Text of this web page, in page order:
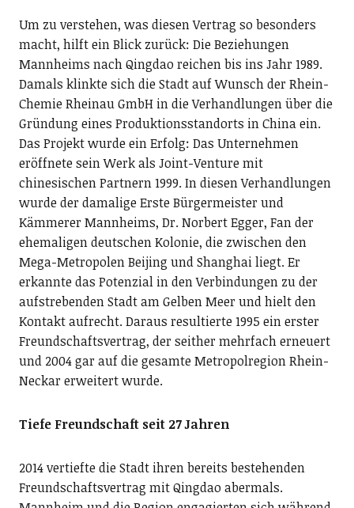
Um zu verstehen, was diesen Vertrag so besonders
macht, hilft ein Blick zurück: Die Beziehungen
Mannheims nach Qingdao reichen bis ins Jahr 1989.
Damals klinkte sich die Stadt auf Wunsch der Rhein-
Chemie Rheinau GmbH in die Verhandlungen über die
Gründung eines Produktionsstandorts in China ein.
Das Projekt wurde ein Erfolg: Das Unternehmen
eröffnete sein Werk als Joint-Venture mit
chinesischen Partnern 1999. In diesen Verhandlungen
wurde der damalige Erste Bürgermeister und
Kämmerer Mannheims, Dr. Norbert Egger, Fan der
ehemaligen deutschen Kolonie, die zwischen den
Mega-Metropolen Beijing und Shanghai liegt. Er
erkannte das Potenzial in den Verbindungen zu der
aufstrebenden Stadt am Gelben Meer und hielt den
Kontakt aufrecht. Daraus resultierte 1995 ein erster
Freundschaftsvertrag, der seither mehrfach erneuert
und 2004 gar auf die gesamte Metropolregion Rhein-
Neckar erweitert wurde.
Tiefe Freundschaft seit 27 Jahren
2014 vertiefte die Stadt ihren bereits bestehenden
Freundschaftsvertrag mit Qingdao abermals.